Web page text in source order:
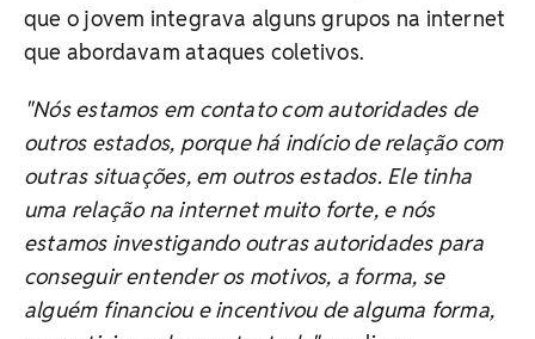
que o jovem integrava alguns grupos na internet
que abordavam ataques coletivos.
"Nós estamos em contato com autoridades de
outros estados, porque há indício de relação com
outras situações, em outros estados. Ele tinha
uma relação na internet muito forte, e nós
estamos investigando outras autoridades para
conseguir entender os motivos, a forma, se
alguém financiou e incentivou de alguma forma,